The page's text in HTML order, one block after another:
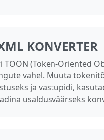
KONVERTER
TOON (Token-Oriented
vahel. Muuta
ja vastupidi,
usaldusväärseks